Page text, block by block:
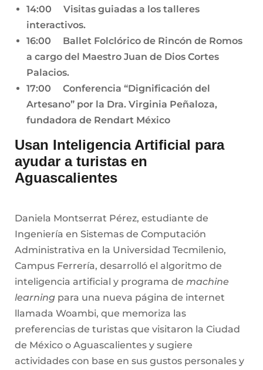
14:00 Visitas guiadas a los talleres
interactivos.
16:00 Ballet Folclórico de Rincón de Romos
a cargo del Maestro Juan de Dios Cortes
Palacios.
17:00 Conferencia “Dignificación del
Artesano” por la Dra. Virginia Peñaloza,
fundadora de Rendart México
Usan Inteligencia Artificial para
ayudar a turistas en
Aguascalientes
Daniela Montserrat Pérez, estudiante de
Ingeniería en Sistemas de Computación
Administrativa en la Universidad Tecmilenio,
Campus Ferrería, desarrolló el algoritmo de
inteligencia artificial y programa de machine
learning para una nueva página de internet
llamada Woambi, que memoriza las
preferencias de turistas que visitaron la Ciudad
de México o Aguascalientes y sugiere
actividades con base en sus gustos personales y